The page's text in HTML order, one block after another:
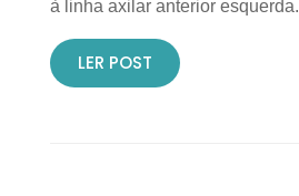
à linha axilar anterior esquerda.
LER POST